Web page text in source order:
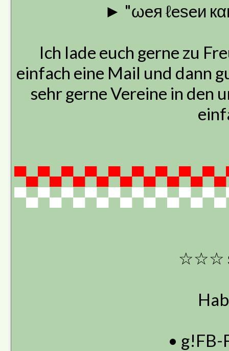
► "ωeя ℓeѕeи
Ich lade euch gerne zu
einfach eine Mail und dann
sehr gerne Vereine in den
☆☆☆
• g!FB-